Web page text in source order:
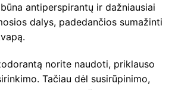
antiperspirantų ir dažniausiai
dalys, padedančios sumažinti
norite naudoti, priklauso
Tačiau dėl susirūpinimo,